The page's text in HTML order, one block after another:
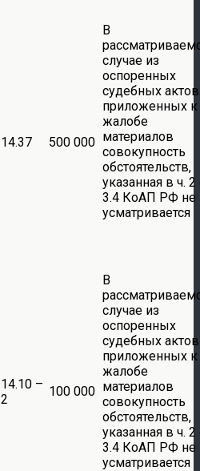
14.37 500 000
В
случае из
оспоренных
судебных
приложенных к
жалобе
материалов
совокупность
обстоятельств,
указанная в ч. 2
3.4 КоАП РФ не
усматривается
14.10 –
2
100 000
В
случае из
оспоренных
судебных
приложенных к
жалобе
материалов
совокупность
обстоятельств,
указанная в ч. 2
3.4 КоАП РФ не
усматривается